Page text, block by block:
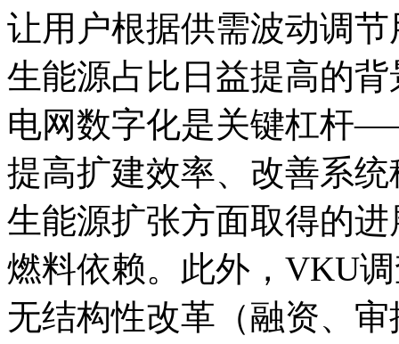
让用户根据供需波动调
生能源占比日益提高的
电网数字化是关键杠杆
提高扩建效率、改善系
生能源扩张方面取得的
燃料依赖。此外，VKU
无结构性改革（融资、